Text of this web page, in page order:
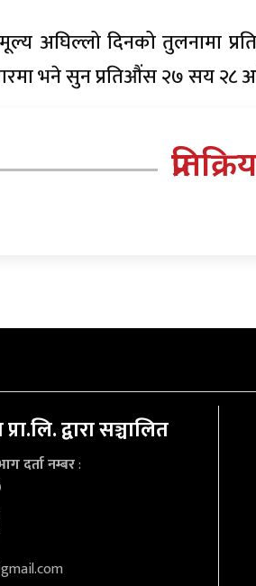
अघिल्लो दिनको तुलनामा
भने सुन प्रतिऔंस २७ सय २८
द्वारा सञ्चालित
दर्ता नम्बर: